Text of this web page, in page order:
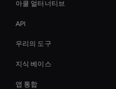
아쿨 얼터너티브
API
우리의 도구
지식 베이스
앱 통합